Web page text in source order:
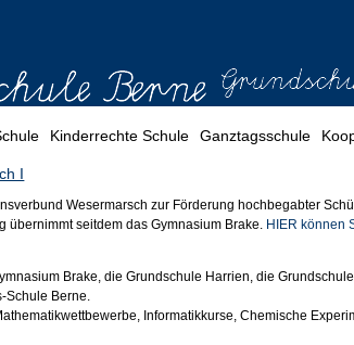
Kinderrechte Schule Ganztagsschule
I
Wesermarsch zur Förderung hochbegabter
übernimmt seitdem das Gymnasium Brake. HIER können
Brake, die Grundschule Harrien, die
Schule Berne.
Informatikkurse, Chemische